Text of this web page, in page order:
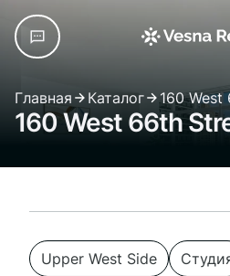
Главная Каталог 160 West
160 West 66th
Upper West Side